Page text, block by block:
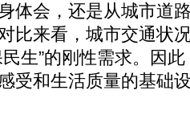
体会，还是从城市道
比来看，城市交通状
生”的刚性需求。因
受和生活质量的基础